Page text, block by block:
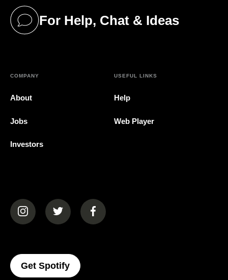
For Help, Chat & Ideas
(opens in a new tab)
COMPANY
About
Jobs
Investors
USEFUL LINKS
Help
Web Player
(opens in a new tab)(opens in a new tab)(opens in a new tab)
Get Spotify(opens In A New Tab)